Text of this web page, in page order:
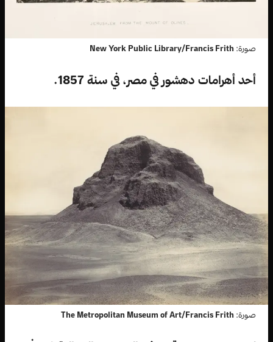
صورة: New York Public Library/Francis Frith
أحد أهرامات دهشور في مصر، في سنة 1857.
صورة: The Metropolitan Museum of Art/Francis Frith